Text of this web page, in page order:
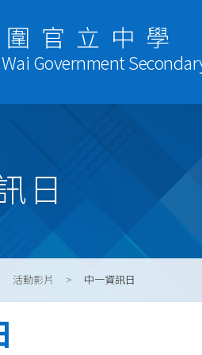
官立中學
Government
日
活動影片 > 中一資訊日